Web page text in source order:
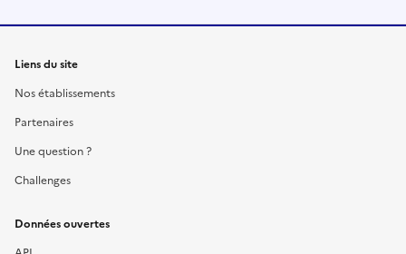
Liens du site
Nos établissements
Partenaires
Une question ?
Challenges
Données ouvertes